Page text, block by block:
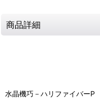
商品詳細
水晶機巧－ハリファイバーP